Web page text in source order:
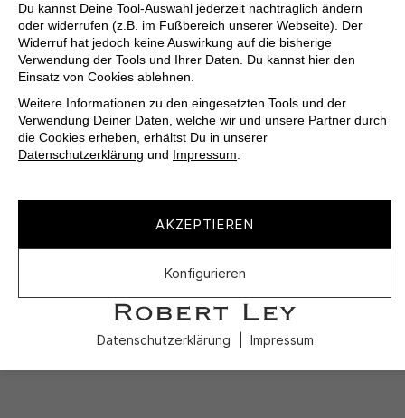
Du kannst Deine Tool-Auswahl jederzeit nachträglich ändern
oder widerrufen (z.B. im Fußbereich unserer Webseite). Der
Widerruf hat jedoch keine Auswirkung auf die bisherige
Verwendung der Tools und Ihrer Daten. Du kannst hier den
Einsatz von Cookies ablehnen.
Weitere Informationen zu den eingesetzten Tools und der
Verwendung Deiner Daten, welche wir und unsere Partner durch
die Cookies erheben, erhältst Du in unserer
Datenschutzerklärung und Impressum.
AKZEPTIEREN
Konfigurieren
Datenschutzerklärung Impressum